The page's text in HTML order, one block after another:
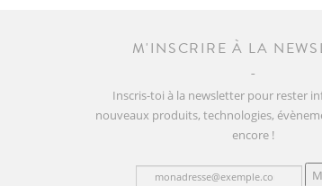
M'INSCRIRE À LA
Inscris-toi à la newsletter pour rester
nouveaux produits, technologies,
encore !